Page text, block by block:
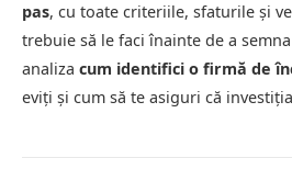
pas, cu toate criteriile, sfaturile și
trebuie să le faci înainte de a
analiza cum identifici o firmă de
eviți și cum să te asiguri că